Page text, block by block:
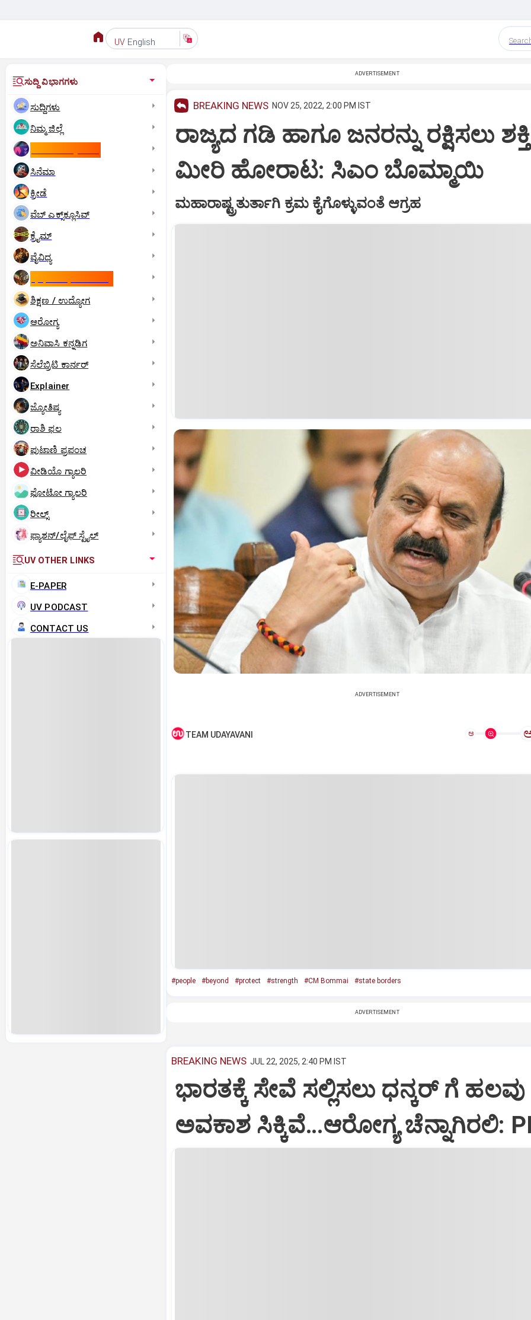
UV English
ಸುದ್ದಿ ವಿಭಾಗಗಳು
ಸುದ್ದಿಗಳು
ನಿಮ್ಮ ಜಿಲ್ಲೆ
ಸಿನೆಮಾ
ಕ್ರೀಡೆ
ವೆಬ್ ಎಕ್ಸ್‌ಕ್ಲೂಸಿವ್
ಕ್ರೈಮ್
ವೈವಿಧ್ಯ
ಶಿಕ್ಷಣ / ಉದ್ಯೋಗ
ಆರೋಗ್ಯ
ಅನಿವಾಸಿ ಕನ್ನಡಿಗ
ಸೆಲೆಬ್ರಿಟಿ ಕಾರ್ನರ್‌
Explainer
ಜ್ಯೋತಿಷ್ಯ
ರಾಶಿ ಫಲ
ಪುಟಾಣಿ ಪ್ರಪಂಚ
ವೀಡಿಯೊ ಗ್ಯಾಲರಿ
ಫೋಟೋ ಗ್ಯಾಲರಿ
ರೀಲ್ಸ್
ಫ್ಯಾಶನ್/ಲೈಫ್‌ ಸ್ಟೈಲ್
UV OTHER LINKS
E-PAPER
UV PODCAST
CONTACT US
ADVERTISEMENT
BREAKING NEWS NOV 25, 2022, 2:00 PM IST
ರಾಜ್ಯದ ಗಡಿ ಹಾಗೂ ಜನರನ್ನು ರಕ್ಷಿಸಲು ಶಕ್ತಿ
ಮೀರಿ ಹೋರಾಟ: ಸಿಎಂ ಬೊಮ್ಮಾಯಿ
ಮಹಾರಾಷ್ಟ್ರತುರ್ತಾಗಿ ಕ್ರಮ ಕೈಗೊಳ್ಳುವಂತೆ ಆಗ್ರಹ
ADVERTISEMENT
TEAM UDAYAVANI ಅ
#people #beyond #protect #strength #CM Bommai #state borders
ADVERTISEMENT
BREAKING NEWS JUL 22, 2025, 2:40 PM IST
ಭಾರತಕ್ಕೆ ಸೇವೆ ಸಲ್ಲಿಸಲು ಧನ್ಕರ್‌ ಗೆ ಹಲವು
ಅವಕಾಶ ಸಿಕ್ಕಿವೆ…ಆರೋಗ್ಯ ಚೆನ್ನಾಗಿರಲಿ: